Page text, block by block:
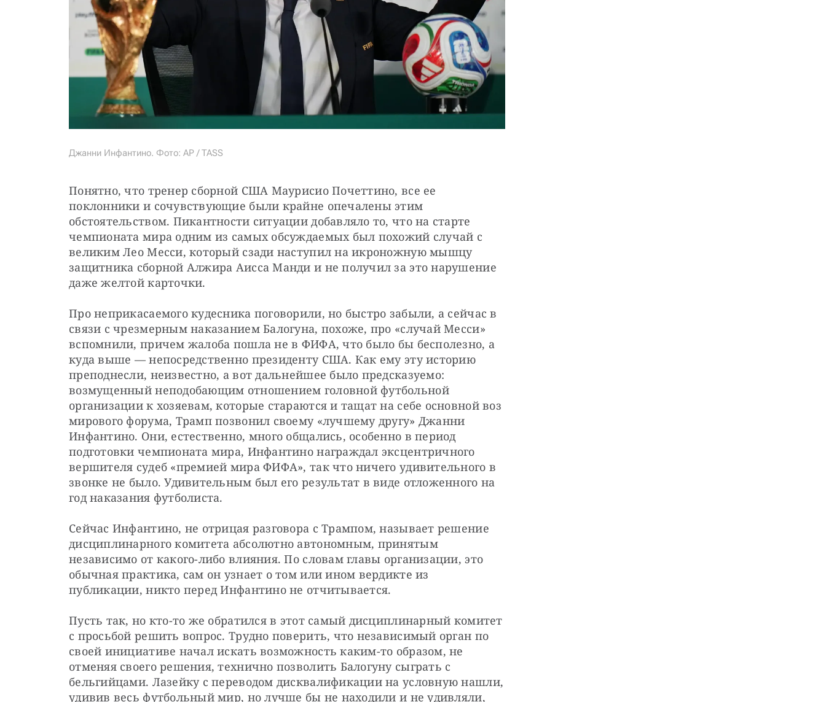
Джанни Инфантино. Фото: AP / TASS
Понятно, что тренер сборной США Маурисио Почеттино, все ее
поклонники и сочувствующие были крайне опечалены этим
обстоятельством. Пикантности ситуации добавляло то, что на старте
чемпионата мира одним из самых обсуждаемых был похожий случай с
великим Лео Месси, который сзади наступил на икроножную мышцу
защитника сборной Алжира Аисса Манди и не получил за это нарушение
даже желтой карточки.
Про неприкасаемого кудесника поговорили, но быстро забыли, а сейчас в
связи с чрезмерным наказанием Балогуна, похоже, про «случай Месси»
вспомнили, причем жалоба пошла не в ФИФА, что было бы бесполезно, а
куда выше — непосредственно президенту США. Как ему эту историю
преподнесли, неизвестно, а вот дальнейшее было предсказуемо:
возмущенный неподобающим отношением головной футбольной
организации к хозяевам, которые стараются и тащат на себе основной воз
мирового форума, Трамп позвонил своему «лучшему другу» Джанни
Инфантино. Они, естественно, много общались, особенно в период
подготовки чемпионата мира, Инфантино награждал эксцентричного
вершителя судеб «премией мира ФИФА», так что ничего удивительного в
звонке не было. Удивительным был его результат в виде отложенного на
год наказания футболиста.
Сейчас Инфантино, не отрицая разговора с Трампом, называет решение
дисциплинарного комитета абсолютно автономным, принятым
независимо от какого-либо влияния. По словам главы организации, это
обычная практика, сам он узнает о том или ином вердикте из
публикации, никто перед Инфантино не отчитывается.
Пусть так, но кто-то же обратился в этот самый дисциплинарный комитет
с просьбой решить вопрос. Трудно поверить, что независимый орган по
своей инициативе начал искать возможность каким-то образом, не
отменяя своего решения, технично позволить Балогуну сыграть с
бельгийцами. Лазейку с переводом дисквалификации на условную нашли,
удивив весь футбольный мир, но лучше бы не находили и не удивляли,